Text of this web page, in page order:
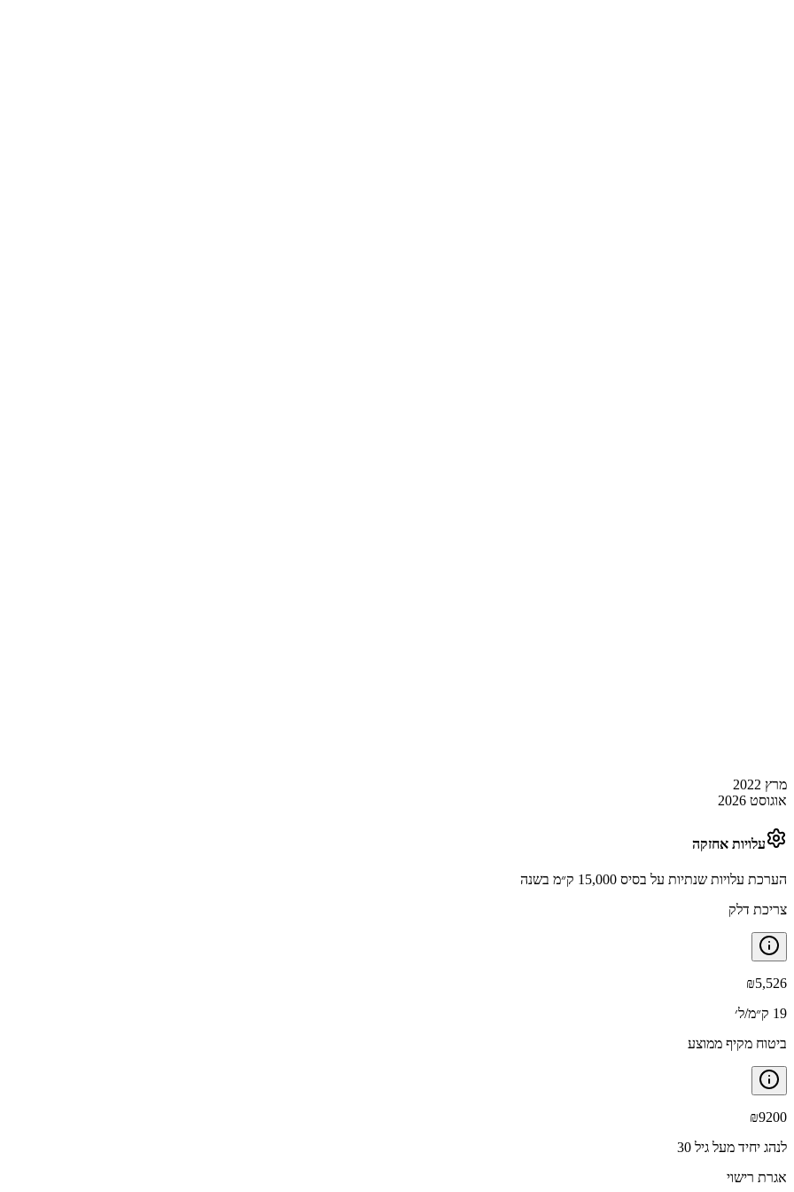
מרץ 2022
אוגוסט 2026
עלויות אחזקה
הערכת עלויות שנתיות על בסיס 15,000 ק״מ בשנה
צריכת דלק
₪5,526
19 ק״מ/ל׳
ביטוח מקיף ממוצע
₪9200
לנהג יחיד מעל גיל 30
אגרת רישוי